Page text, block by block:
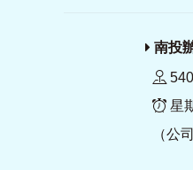
南投
星
（公